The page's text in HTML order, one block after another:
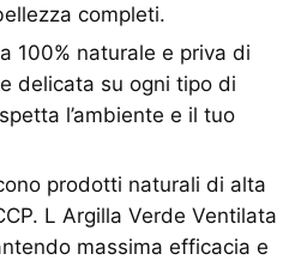
completi.
100% naturale e priva di
delicata su ogni tipo di
l’ambiente e il tuo
prodotti naturali di alta
L Argilla Verde Ventilata
massima efficacia e